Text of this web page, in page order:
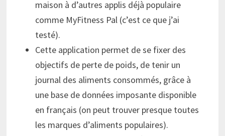
maison à d’autres applis déjà populaire
comme MyFitness Pal (c’est ce que j’ai
testé).
Cette application permet de se fixer des
objectifs de perte de poids, de tenir un
journal des aliments consommés, grâce à
une base de données imposante disponible
en français (on peut trouver presque toutes
les marques d’aliments populaires).